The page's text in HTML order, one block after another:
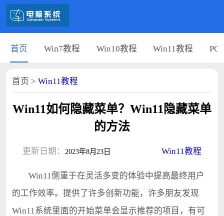
首页 Win7教程 Win10教程 Win11教程 PC
首页 > Win11教程
Win11如何隐藏菜单？Win11隐藏菜单
的方法
更新日期： 2023年8月23日 Win11教程
Win11侧重于在灵活多变的体验中提高最终用户
的工作效率。提供了许多创新功能，许多朋友发现
Win11系统里面的开始菜单会显示推荐的项目，有可